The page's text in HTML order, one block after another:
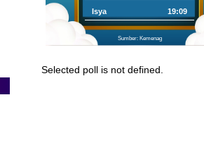
Isya 19:09
Sumber: Kemenag
Selected poll is not defined.